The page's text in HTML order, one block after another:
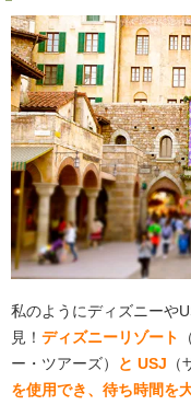
私のようにディズニーや
見！ ディズニーリゾート
ー・ツアーズ）
と USJ
を使用でき、待ち時間を